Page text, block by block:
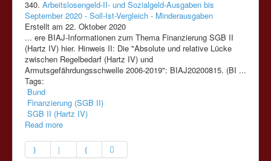
340. Arbeitslosengeld-II- und Sozialgeld-Ausgaben bis
September 2020 - Soll-Ist-Vergleich - Minderausgaben
Erstellt am 22. Oktober 2020
... ere BIAJ-Informationen zum Thema Finanzierung SGB II
(Hartz IV) hier. Hinweis II: Die "Absolute und relative Lücke
zwischen Regelbedarf (Hartz IV) und
Armutsgefährdungsschwelle 2006-2019": BIAJ20200815. (BI ...
Tags:
Bund
Finanzierung (SGB II)
SGB II (Hartz IV)
Read more